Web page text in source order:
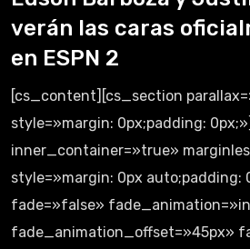
verán las caras
en ESPN 2
[cs_content][cs_section
style=»margin: 0px;padding:
inner_container=»true»
style=»margin: 0px auto;padding:
fade=»false»
fade_animation_offset=»45px»